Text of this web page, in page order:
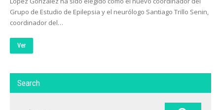
Grupo de Estudio de Epilepsia y el neurólogo Santiago Trillo Senin,
coordinador del…
Ver
Search